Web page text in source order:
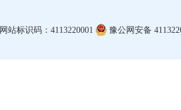
网站标识码：4113220001 豫公网安备